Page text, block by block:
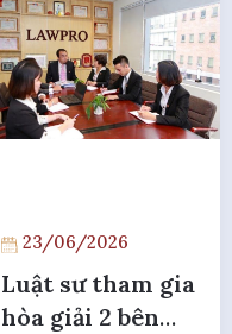
23/06/2026
Luật sư tham gia
hòa giải 2 bên